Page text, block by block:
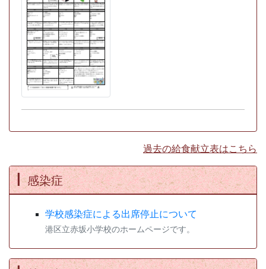
感染症
学校感染症による出席停止について
港区立赤坂小学校のホームページです。
過去の給食献立表はこちら